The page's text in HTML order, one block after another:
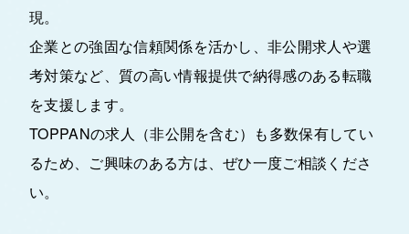
現。
企業との強固な信頼関係を活かし、非公開求人や選
考対策など、質の高い情報提供で納得感のある転職
を支援します。
TOPPANの求人（非公開を含む）も多数保有してい
るため、ご興味のある方は、ぜひ一度ご相談くださ
い。